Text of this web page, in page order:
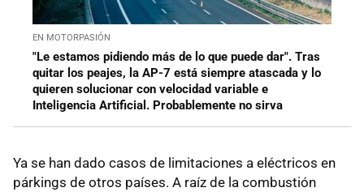
EN MOTORPASIÓN
"Le estamos pidiendo más de lo que puede dar". Tras
quitar los peajes, la AP-7 está siempre atascada y lo
quieren solucionar con velocidad variable e
Inteligencia Artificial. Probablemente no sirva
Ya se han dado casos de limitaciones a eléctricos en
párkings de otros países. A raíz de la combustión